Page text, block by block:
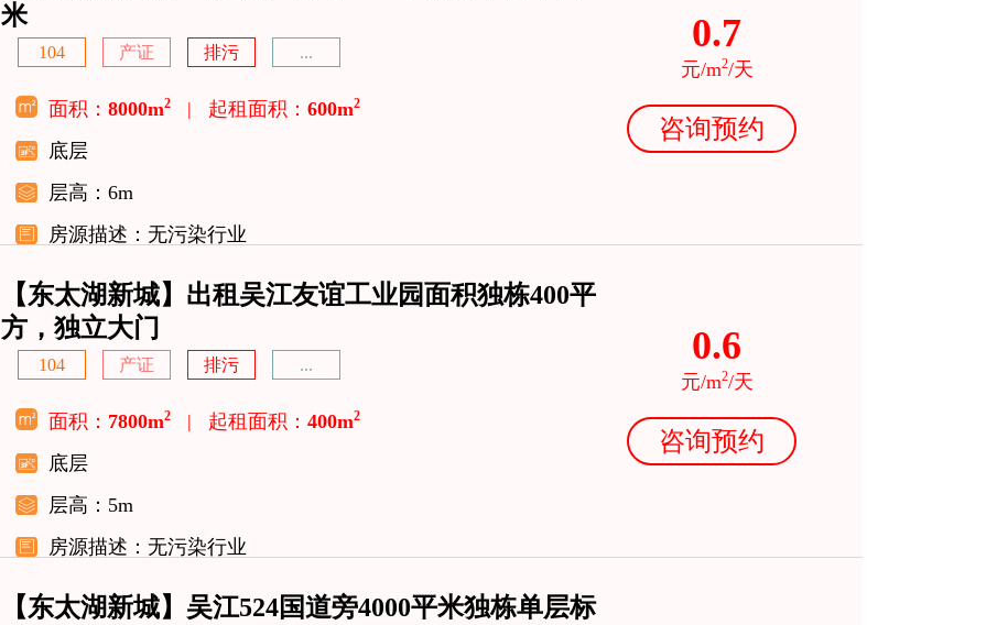
米
104 产证 排污 ...
面积： 8000m2 | 起租面积： 600m2
底层
层高：6m
房源描述：无污染行业
0.7
元/m2/天
咨询预约
【东太湖新城】出租吴江友谊工业园面积独栋400平
方，独立大门
104 产证 排污 ...
面积： 7800m2 | 起租面积： 400m2
底层
层高：5m
房源描述：无污染行业
0.6
元/m2/天
咨询预约
【东太湖新城】吴江524国道旁4000平米独栋单层标